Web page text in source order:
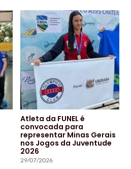
Atleta da FUNEL é
convocada para
representar Minas Gerais
nos Jogos da Juventude
2026
29/07/2026